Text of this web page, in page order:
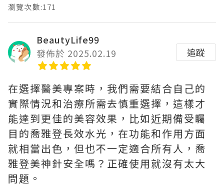
瀏覽次數:171
BeautyLife99
發佈於 2025.02.19
追蹤
在選擇醫美專案時，我們需要結合自己的
實際情況和治療所需去慎重選擇，這樣才
能達到更佳的美容效果，比如近期備受矚
目的喬雅登長效水光，在功能和作用方面
就相當出色，但也不一定適合所有人，喬
雅登美神針安全嗎？正確使用就沒有太大
問題。